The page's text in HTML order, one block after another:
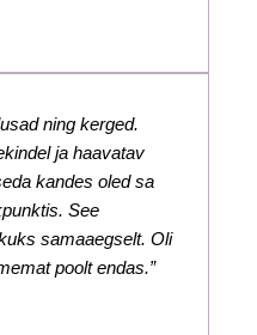
ning kerged.
ja haavatav
kandes oled sa
See
samaaegselt. Oli
poolt endas.”